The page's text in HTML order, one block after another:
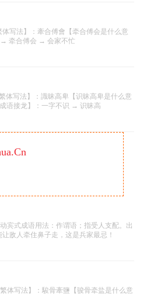
体写法】：牽合傅會【牵合傅会是什么意
→ 牵合傅会 → 会家不忙
体写法】：識昧高卑【识昧高卑是什么意
语接龙】：一字不识 → 识昧高
宾式成语用法：作谓语；指受人支配。出
敌人牵住鼻子走，这是兵家最忌！
体写法】：駿骨牽鹽【骏骨牵盐是什么意